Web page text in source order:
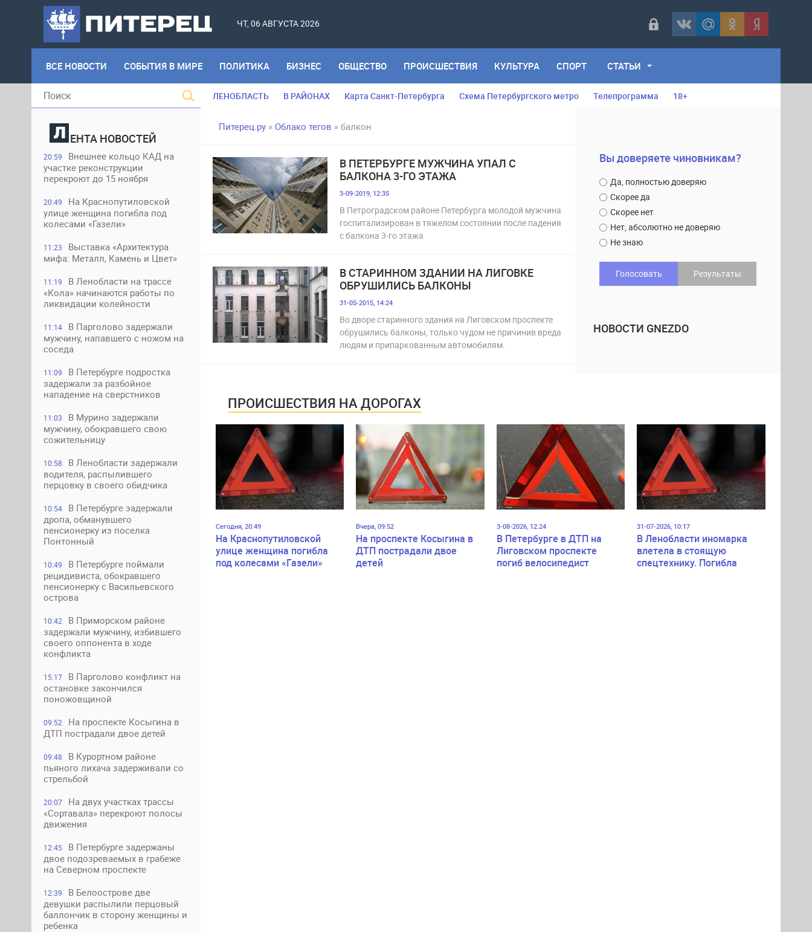
ЧТ, 06 АВГУСТА 2026
ВСЕ НОВОСТИ СОБЫТИЯ В МИРЕ ПОЛИТИКА БИЗНЕС ОБЩЕСТВО ПРОИСШЕСТВИЯ КУЛЬТУРА СПОРТ СТАТЬИ
ЕНТА НОВОСТЕЙ
20:59
Внешнее кольцо КАД на
участке реконструкции
перекроют до 15 ноября
20:49
На Краснопутиловской
улице женщина погибла под
колесами «Газели»
11:23
Выставка «Архитектура
мифа: Металл, Камень и Цвет»
11:19
В Ленобласти на трассе
«Кола» начинаются работы по
ликвидации колейности
11:14
В Парголово задержали
мужчину, напавшего с ножом на
соседа
11:09
В Петербурге подростка
задержали за разбойное
нападение на сверстников
11:03
В Мурино задержали
мужчину, обокравшего свою
сожительницу
10:58
В Ленобласти задержали
водителя, распылившего
перцовку в своего обидчика
10:54
В Петербурге задержали
дропа, обманувшего
пенсионерку из поселка
Понтонный
10:49
В Петербурге поймали
рецидивиста, обокравшего
пенсионерку с Васильевского
острова
10:42
В Приморском районе
задержали мужчину, избившего
своего оппонента в ходе
конфликта
15:17
В Парголово конфликт на
остановке закончился
поножовщиной
09:52
На проспекте Косыгина в
ДТП пострадали двое детей
09:48
В Курортном районе
пьяного лихача задерживали со
стрельбой
20:07
На двух участках трассы
«Сортавала» перекроют полосы
движения
12:45
В Петербурге задержаны
двое подозреваемых в грабеже
на Северном проспекте
12:39
В Белоострове две
девушки распылили перцовый
баллончик в сторону женщины и
ребенка
ЛЕНОБЛАСТЬ В РАЙОНАХ Карта Санкт-Петербурга Схема Петербургского метро Телепрограмма 18+
Питерец.ру » Облако тегов » балкон
В ПЕТЕРБУРГЕ МУЖЧИНА УПАЛ С
БАЛКОНА 3-ГО ЭТАЖА
3-09-2019, 12:35
В Петроградском районе Петербурга молодой мужчина
госпитализирован в тяжелом состоянии после падения
с балкона 3-го этажа
В СТАРИННОМ ЗДАНИИ НА ЛИГОВКЕ
ОБРУШИЛИСЬ БАЛКОНЫ
31-05-2015, 14:24
Во дворе старинного здания на Лиговском проспекте
обрушились балконы, только чудом не причинив вреда
людям и припаркованным автомобилям.
Вы доверяете чиновникам?
Да, полностью доверяю
Скорее да
Скорее нет
Нет, абсолютно не доверяю
Не знаю
Голосовать Результаты
НОВОСТИ GNEZDO
ПРОИСШЕСТВИЯ НА ДОРОГАХ
Сегодня, 20:49
На Краснопутиловской
улице женщина погибла
под колесами «Газели»
Вчера, 09:52
На проспекте Косыгина в
ДТП пострадали двое
детей
3-08-2026, 12:24
В Петербурге в ДТП на
Лиговском проспекте
погиб велосипедист
31-07-2026, 10:17
В Ленобласти иномарка
влетела в стоящую
спецтехнику. Погибла